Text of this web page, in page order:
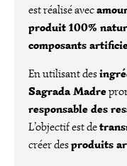
est réalisé avec
produit 100%
composants
En utilisant des
Sagrada Madre
responsable des
L’objectif est de
créer desproduits